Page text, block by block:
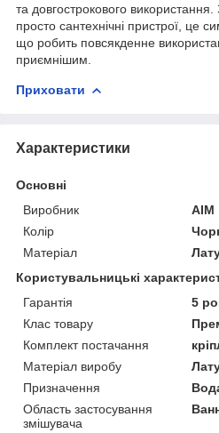
та довгострокового
просто сантехнічні пристрої, це
що робить повсякденне
приємнішим.
Приховати
Характеристики
Основні
Виробник
AIM
Колір
Матеріал
Користувальницькі
Гарантія
5
Клас товару
Комплект постачання
Матеріал виробу
Призначення
Область застосування
змішувача